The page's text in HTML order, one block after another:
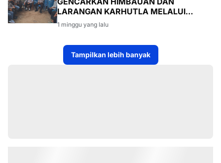
LARANGAN KARHUTLA MELALUI
PROGRAM TSKD (TOURING SAMBANG
KE DESA-DESA
1 minggu yang lalu
Tampilkan lebih banyak